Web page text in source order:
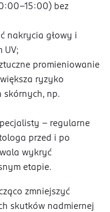
15:00) bez
nakrycia głowy i
UV;
promieniowanie
ryzyko
skórnych, np.
– regularne
przed i po
wykryć
etapie.
zmniejszyć
skutków nadmiernej